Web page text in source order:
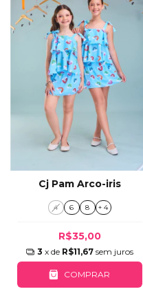
Cj Pam Arco-iris
4 6 8 + 4
R$35,00
3 x de R$11,67 sem juros
COMPRAR